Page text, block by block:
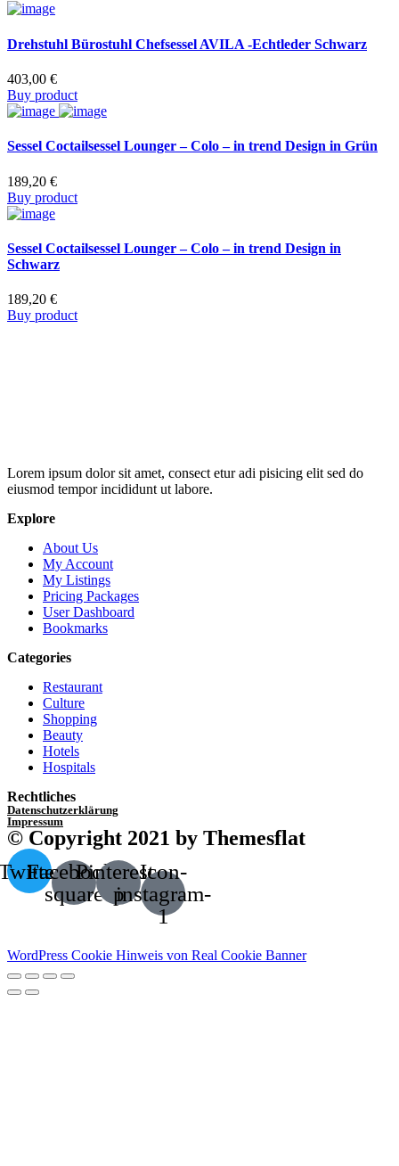
Drehstuhl Bürostuhl Chefsessel AVILA -Echtleder Schwarz
403,00 €
Buy product
Sessel Coctailsessel Lounger – Colo – in trend Design in Grün
189,20 €
Buy product
Sessel Coctailsessel Lounger – Colo – in trend Design in
Schwarz
189,20 €
Buy product
Lorem ipsum dolor sit amet, consect etur adi pisicing elit sed do
eiusmod tempor incididunt ut labore.
Explore
About Us
My Account
My Listings
Pricing Packages
User Dashboard
Bookmarks
Categories
Restaurant
Culture
Shopping
Beauty
Hotels
Hospitals
Rechtliches
Datenschutzerklärung
Impressum
© Copyright 2021 by Themesflat
Facebook-
square
Pinterest-
p
Icon-
instagram-
1
WordPress Cookie Hinweis von Real Cookie Banner